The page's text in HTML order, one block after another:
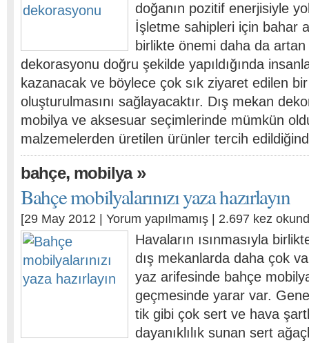
doğanın pozitif enerjisiyle
İşletme sahipleri için bahar
birlikte önemi daha da
dekorasyonu doğru şekilde yapıldığında
kazanacak ve böylece çok sık ziyaret edilen
oluşturulmasını sağlayacaktır. Dış mekan
mobilya ve aksesuar seçimlerinde mümkün
malzemelerden üretilen ürünler tercih
bahçe, mobilya»
Bahçe mobilyalarınızı yaza hazırlayın
[29 May 2012 | Yorum yapılmamış | 2.697 kez
Havaların ısınmasıyla
dış mekanlarda daha çok
yaz arifesinde bahçe
geçmesinde yarar var.
tik gibi çok sert ve hava
dayanıklılık sunan sert